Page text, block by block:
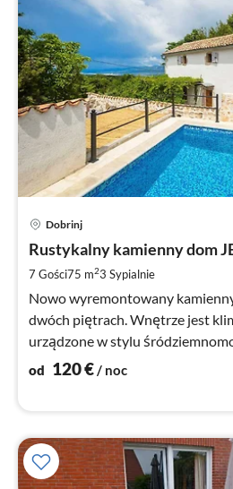
Dobrinj
Rustykalny kamienny dom
7 Gości75 m23 Sypialnie
Nowo wyremontowany
dwóch piętrach. Wnętrze jest
urządzone w stylu
rodzin z dziećmi i zwierząt
od 120€/ noc